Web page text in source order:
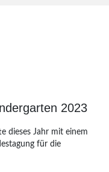
2023
dieses Jahr mit einem
für die